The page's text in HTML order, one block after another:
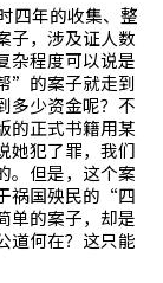
四年的收集、整
子，涉及证人数
杂程度可以说是
”的案子就走到
多少资金呢？不
正式书籍用某
她犯了罪，我们
。但是，这个案
祸国殃民的“四
单的案子，却是
道何在？这只能